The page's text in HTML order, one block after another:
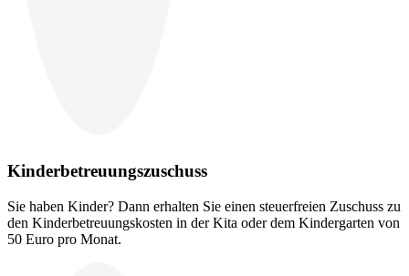
Kinderbetreuungszuschuss
Sie haben Kinder? Dann erhalten Sie einen steuerfreien Zuschuss zu
den Kinderbetreuungskosten in der Kita oder dem Kindergarten von
50 Euro pro Monat.